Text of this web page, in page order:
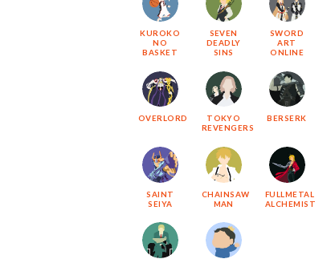
KUROKO
NO
BASKET
SEVEN
DEADLY
SINS
SWORD
ART
ONLINE
OVERLORD
TOKYO
REVENGERS
BERSERK
SAINT
SEIYA
CHAINSAW
MAN
FULLMETAL
ALCHEMIST